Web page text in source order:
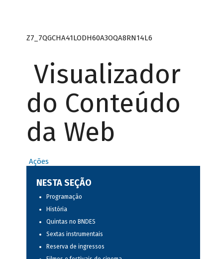
Z7_7QGCHA41LODH60A3OQA8RN14L6
Visualizador
do Conteúdo
da Web
Ações
NESTA SEÇÃO
Programação
História
Quintas no BNDES
Sextas instrumentais
Reserva de ingressos